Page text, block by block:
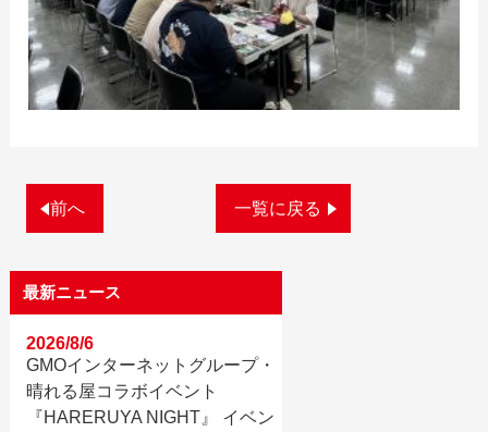
前へ 一覧に戻る
最新ニュース
GMOインターネットグループ・
晴れる屋コラボイベント
『HARERUYA NIGHT』 イベン
2026/8/6